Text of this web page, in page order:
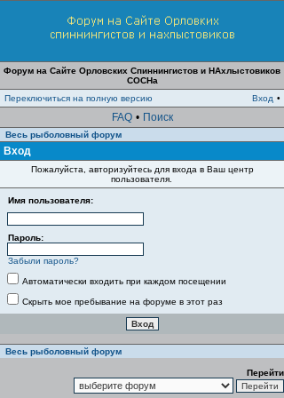
Форум на Сайте Орловских Спиннингистов и НАхлыстовиков
СОСНа
Переключиться на полную версию
Вход •
FAQ • Поиск
Весь рыболовный форум
Вход
Пожалуйста, авторизуйтесь для входа в Ваш центр
пользователя.
Имя пользователя:
Пароль:
Забыли пароль?
Автоматически входить при каждом посещении
Скрыть мое пребывание на форуме в этот раз
Весь рыболовный форум
Перейти